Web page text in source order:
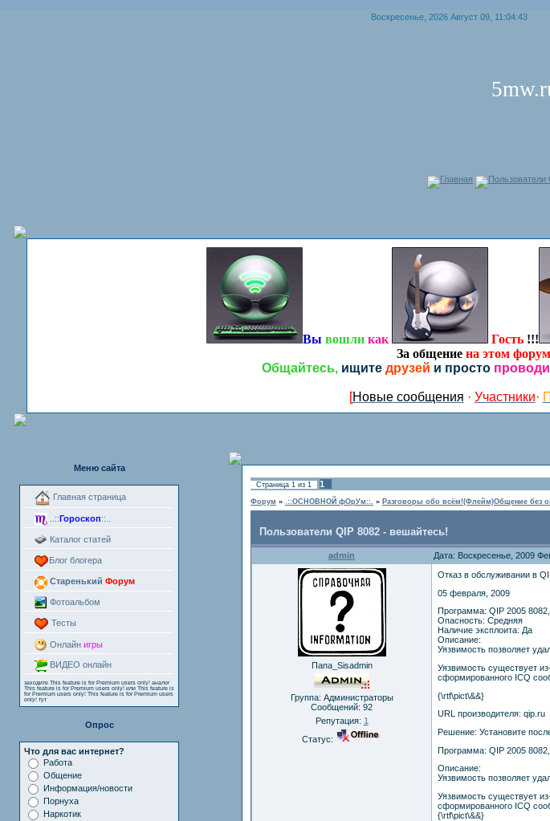
Воскресенье, 2026 Август 09, 11:04:43
Главная
Вы вошли как Гость !!!
За общениена этом
Общайтесь,ищите друзей и просто
[Новые сообщения · Участники·
Меню сайта
Главная страница
..:: Гороскоп::..
Каталог статей
Блог блогера
Старенький Форум
Фотоальбом
Тесты
Онлайн игры
ВИДЕО онлайн
заходите This feature is for Premium users only! аналог
This feature is for Premium users only! или This feature is
for Premium users only! This feature is for Premium users
only! тут
Опрос
Что для вас интернет?
Работа
Общение
Информация/новости
Порнуха
Наркотик
Страница 1 из 1 1
Форум » .::ОСНОВНОЙ фОрУм::. » Разговоры обо всём!(Флейм)Общение без
Пользователи QIP 8082 - вешайтесь!
admin Дата: Воскресенье, 2009
Папа_Sisadmin
Группа: Администраторы
Сообщений: 92
Репутация: 1
Статус:
Отказ в обслуживании в
05 февраля, 2009
Программа: QIP 2005
Опасность: Средняя
Наличие эксплоита: Да
Описание:
Уязвимость позволяет
Уязвимость существует
сформированного ICQ
{\rtf\pict\&&}
URL производителя: qip.ru
Решение: Установите
Программа: QIP 2005
Описание:
Уязвимость позволяет
Уязвимость существует
сформированного ICQ
{\rtf\pict\&&}